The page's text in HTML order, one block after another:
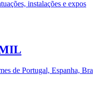
instalações e expos
de Portugal, Espanha, Bra